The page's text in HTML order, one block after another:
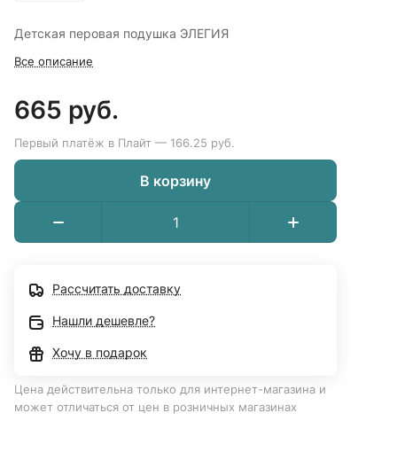
Детская перовая подушка ЭЛЕГИЯ
Все описание
665 руб.
Первый платёж в Плайт — 166.25 руб.
В корзину
Рассчитать доставку
Нашли дешевле?
Хочу в подарок
Цена действительна только для интернет-магазина и
может отличаться от цен в розничных магазинах